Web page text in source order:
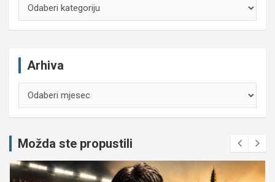
Arhiva
Možda ste propustili